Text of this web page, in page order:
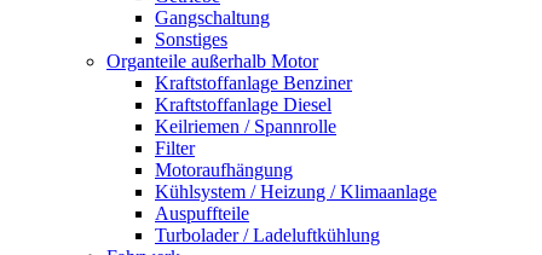
Gangschaltung
Sonstiges
Organteile außerhalb Motor
Kraftstoffanlage Benziner
Kraftstoffanlage Diesel
Keilriemen / Spannrolle
Filter
Motoraufhängung
Kühlsystem / Heizung / Klimaanlage
Auspuffteile
Turbolader / Ladeluftkühlung